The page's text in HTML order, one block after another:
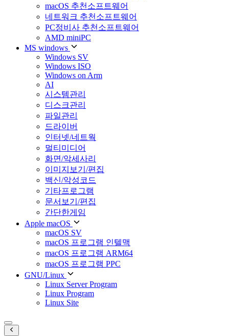
macOS 추천소프트웨어
네트워크 추천소프트웨어
PC정비사 추천소프트웨어
AMD miniPC
MS windows
Windows SV
Windows ISO
Windows on Arm
AI
시스템관리
디스크관리
파일관리
드라이버
인터넷/네트웍
멀티미디어
화면/악세사리
이미지보기/편집
백신/악성코드
기타프로그램
문서보기/편집
간단한게임
Apple macOS
macOS SV
macOS 프로그램 인텔맥
macOS 프로그램 ARM64
macOS 프로그램 PPC
GNU/Linux
Linux Server Program
Linux Program
Linux Site